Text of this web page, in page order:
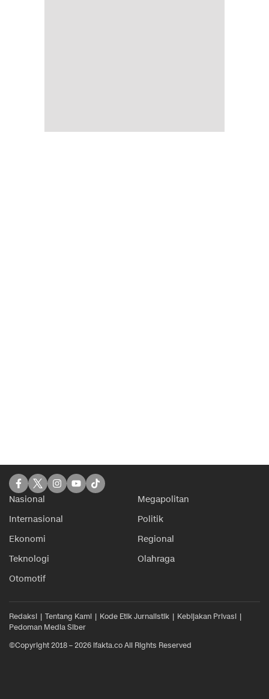
Nasional
Megapolitan
Internasional
Politik
Ekonomi
Regional
Teknologi
Olahraga
Otomotif
Redaksi Tentang Kami Kode Etik Jurnalistik
Kebijakan Privasi
Pedoman Media Siber
©Copyright 2018 – 2026 ifakta.co All Rights Reserved